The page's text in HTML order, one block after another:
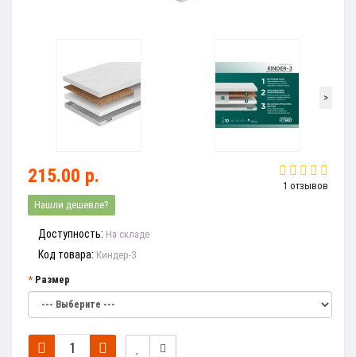
>
1 отзывов
215.00 р.
Нашли дешевле?
Доступность: На складе
Код товара: Киндер-3
Размер